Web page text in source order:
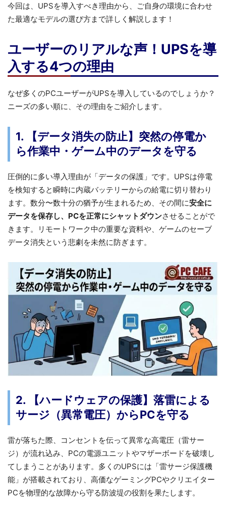
今回は、UPSを導入すべき理由から、ご自身の環境に合わせ
た最適なモデルの選び方まで詳しく解説します！
ユーザーのリアルな声！UPSを導
入する4つの理由
なぜ多くのPCユーザーがUPSを導入しているのでしょうか？
ニーズの多い順に、その理由をご紹介します。
1. 【データ消失の防止】突然の停電か
ら作業中・ゲーム中のデータを守る
圧倒的に多い導入理由が「データの保護」です。UPSは停電
を検知すると瞬時に内蔵バッテリーからの給電に切り替わり
ます。数分〜数十分の猶予が生まれるため、その間に安全に
データを保存し、PCを正常にシャットダウンさせることがで
きます。リモートワーク中の重要な資料や、ゲームのセーブ
データ消失という悲劇を未然に防ぎます。
2. 【ハードウェアの保護】落雷による
サージ（異常電圧）からPCを守る
雷が落ちた際、コンセントを伝って異常な高電圧（雷サー
ジ）が流れ込み、PCの電源ユニットやマザーボードを破壊し
てしまうことがあります。多くのUPSには「雷サージ保護機
能」が搭載されており、高価なゲーミングPCやクリエイター
PCを物理的な故障から守る防波堤の役割を果たします。